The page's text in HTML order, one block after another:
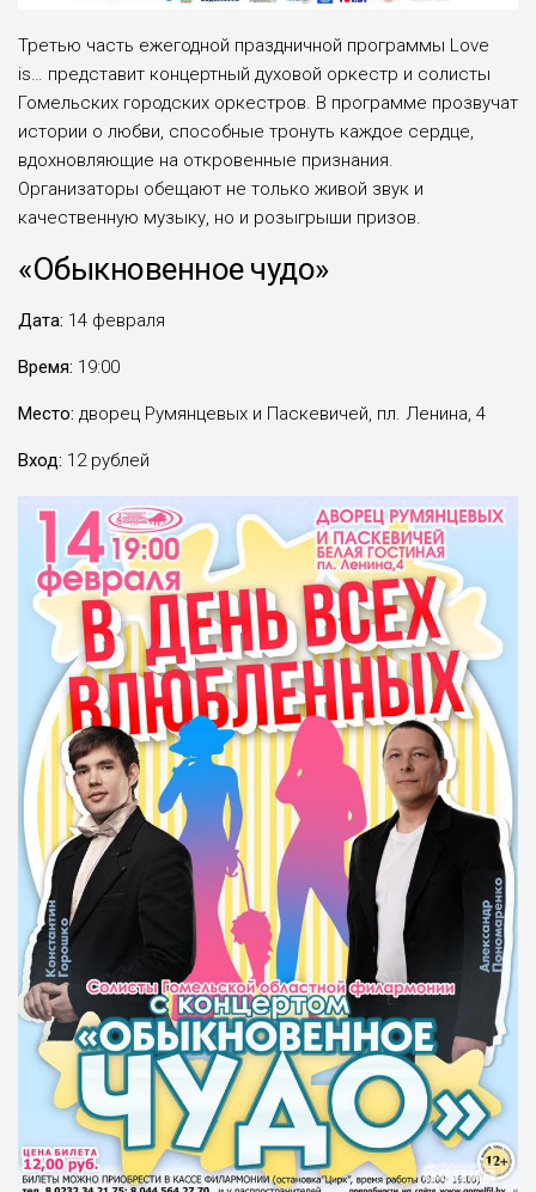
Третью часть ежегодной праздничной программы Love
is… представит концертный духовой оркестр и солисты
Гомельских городских оркестров. В программе прозвучат
истории о любви, способные тронуть каждое сердце,
вдохновляющие на откровенные признания.
Организаторы обещают не только живой звук и
качественную музыку, но и розыгрыши призов.
«Обыкновенное чудо»
Дата: 14 февраля
Время: 19:00
Место: дворец Румянцевых и Паскевичей, пл. Ленина, 4
Вход: 12 рублей